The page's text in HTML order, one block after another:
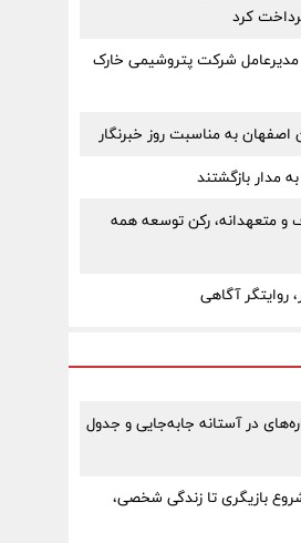
کرد
مدیرعامل شرکت پتروشیمی خارک
به مناسبت روز خبرنگار
مدار بازگشتند
و متعهدانه، رکن توسعه همه
روایتگر آگاهی
در آستانه جابه‌جایی و جدول
بازیگری تا زندگی شخصی،